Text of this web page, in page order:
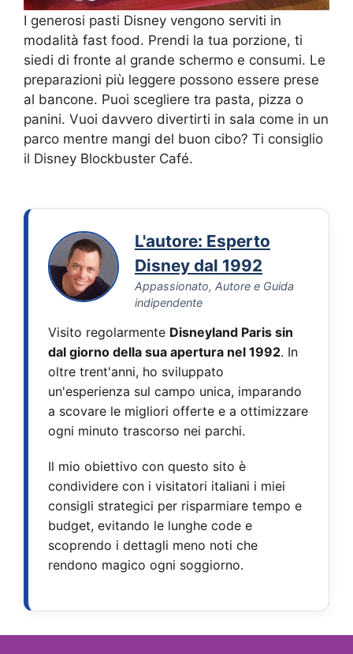
I generosi pasti Disney vengono serviti in
modalità fast food. Prendi la tua porzione, ti
siedi di fronte al grande schermo e consumi. Le
preparazioni più leggere possono essere prese
al bancone. Puoi scegliere tra pasta, pizza o
panini. Vuoi davvero divertirti in sala come in un
parco mentre mangi del buon cibo? Ti consiglio
il Disney Blockbuster Café.
L'autore: Esperto
Disney dal 1992
Appassionato, Autore e Guida
indipendente
Visito regolarmente Disneyland Paris sin
dal giorno della sua apertura nel 1992. In
oltre trent'anni, ho sviluppato
un'esperienza sul campo unica, imparando
a scovare le migliori offerte e a ottimizzare
ogni minuto trascorso nei parchi.
Il mio obiettivo con questo sito è
condividere con i visitatori italiani i miei
consigli strategici per risparmiare tempo e
budget, evitando le lunghe code e
scoprendo i dettagli meno noti che
rendono magico ogni soggiorno.